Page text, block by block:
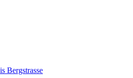
Bergstrasse